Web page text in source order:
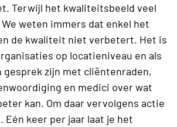
Terwijl het kwaliteitsbeeld veel
weten immers dat enkel het
de kwaliteit niet verbetert. Het is
op locatieniveau en als
zijn met cliëntenraden,
en medici over wat
kan. Om daar vervolgens actie
Eén keer per jaar laat je het